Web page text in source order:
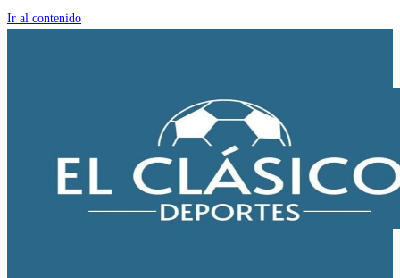
Ir al contenido